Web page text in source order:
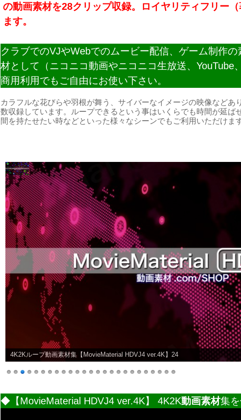
の動画素材を28クリップ収録。ロイヤリティフリー
ます。
クラブでのVJやWebでのムービー配信、ゲーム制作
材として（ニコニコ動画やニコニコ生放送、YouTube
商用利用でもご自由にお使い下さい。
カラフルな花びらや羽根が舞う、サイバーなイメージの映像などあ
数収録しています。ループできるという事はいくらでも時間が延ば
間を持たせたい時などといった様々なシーンでもご利用いただけま
4K2Kループ動画素材集【MovieMaterial HDVJ4 ver.4K】10
◆【MovieMaterial HDVJ4 ver.4K】 4K2K動画素材集